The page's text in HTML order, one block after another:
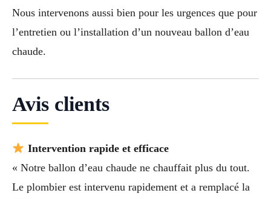
Nous intervenons aussi bien pour les urgences que pour
l’entretien ou l’installation d’un nouveau ballon d’eau
chaude.
Avis clients
Intervention rapide et efficace
« Notre ballon d’eau chaude ne chauffait plus du tout.
Le plombier est intervenu rapidement et a remplacé la